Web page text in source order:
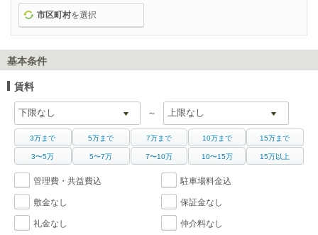
市区町村を選択
基本条件
賃料
～
3万まで 5万まで 7万まで 10万まで 15万まで
3〜5万 5〜7万 7〜10万 10〜15万 15万以上
管理費・共益費込 駐車場料金込
敷金なし 保証金なし
礼金なし 仲介料なし